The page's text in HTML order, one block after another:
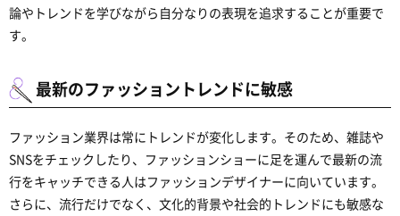
論やトレンドを学びながら自分なりの表現を追求することが重要で
す。
最新のファッショントレンドに敏感
ファッション業界は常にトレンドが変化します。そのため、雑誌や
SNSをチェックしたり、ファッションショーに足を運んで最新の流
行をキャッチできる人はファッションデザイナーに向いています。
さらに、流行だけでなく、文化的背景や社会的トレンドにも敏感な